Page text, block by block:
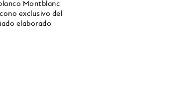
Montblanc
exclusivo del
elaborado